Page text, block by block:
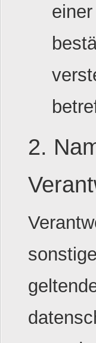
2.